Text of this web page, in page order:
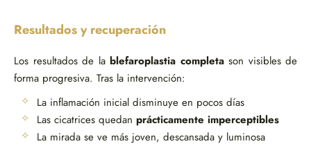
Resultados y recuperación
Los resultados de la blefaroplastia completason visibles de
forma progresiva. Tras la intervención:
La inflamación inicial disminuye en pocos días
Las cicatrices quedan prácticamente imperceptibles
La mirada se ve más joven, descansada y luminosa